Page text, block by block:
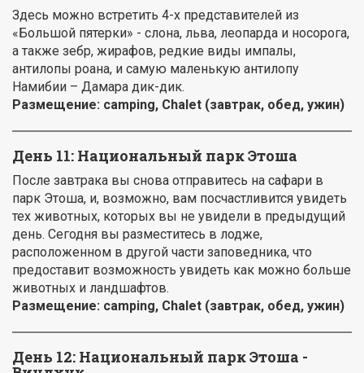
Здесь можно встретить 4-х представителей из
«Большой пятерки» - слона, льва, леопарда и носорога,
а также зебр, жирафов, редкие виды импалы,
антилопы роана, и самую маленькую антилопу
Намибии – Дамара дик-дик.
Размещение: camping, Chalet (завтрак, обед, ужин)
День 11: Национальный парк Этоша
После завтрака вы снова отправитесь на сафари в
парк Этоша, и, возможно, вам посчастливится увидеть
тех животных, которых вы не увидели в предыдущий
день. Сегодня вы разместитесь в лодже,
расположенном в другой части заповедника, что
предоставит возможность увидеть как можно больше
животных и ландшафтов.
Размещение: camping, Chalet (завтрак, обед, ужин)
День 12: Национальный парк Этоша -